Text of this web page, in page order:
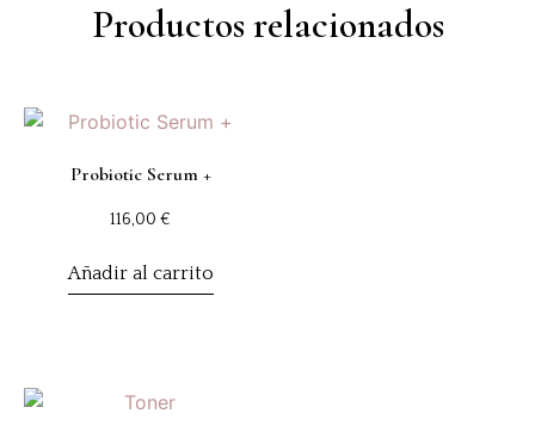
Productos relacionados
Probiotic Serum +
116,00€
Añadir al carrito